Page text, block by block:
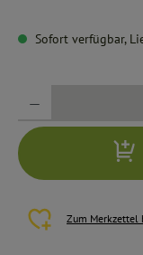
Sofort verfügbar,
Zum Merkzettel